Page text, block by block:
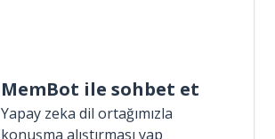
MemBot ile sohbet et
Yapay zeka dil ortağımızla
konuşma alıştırması yap